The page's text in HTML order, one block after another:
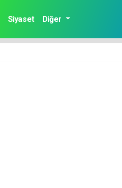
Siyaset Diğer